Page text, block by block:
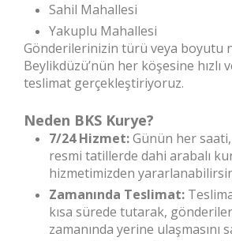
Sahil Mahallesi
Yakuplu Mahallesi
Gönderilerinizin türü veya boyutu
Beylikdüzü’nün her köşesine hızlı
teslimat gerçekleştiriyoruz.
Neden BKS Kurye?
7/24 Hizmet:Günün her
resmi tatillerde dahi arabalı
hizmetimizden
Zamanında Teslimat:
kısa sürede tutarak,
zamanında yerine ulaşmasını